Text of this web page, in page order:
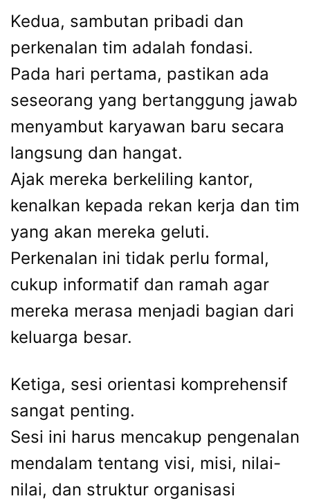
Kedua, sambutan pribadi dan
perkenalan tim adalah fondasi.
Pada hari pertama, pastikan ada
seseorang yang bertanggung jawab
menyambut karyawan baru secara
langsung dan hangat.
Ajak mereka berkeliling kantor,
kenalkan kepada rekan kerja dan tim
yang akan mereka geluti.
Perkenalan ini tidak perlu formal,
cukup informatif dan ramah agar
mereka merasa menjadi bagian dari
keluarga besar.
Ketiga, sesi orientasi komprehensif
sangat penting.
Sesi ini harus mencakup pengenalan
mendalam tentang visi, misi, nilai-
nilai, dan struktur organisasi